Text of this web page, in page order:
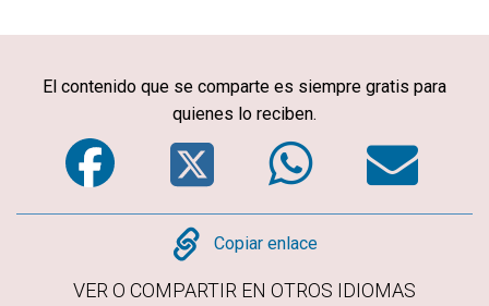
El contenido que se comparte es siempre gratis para
quienes lo reciben.
Facebook
Twitter
Copy
Copiar enlace
VER O COMPARTIR EN OTROS IDIOMAS